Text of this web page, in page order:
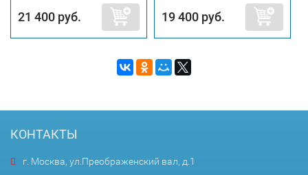
21 400 руб. 19 400 руб.
КОНТАКТЫ
г. Москва, ул.Преображенский вал, д.1